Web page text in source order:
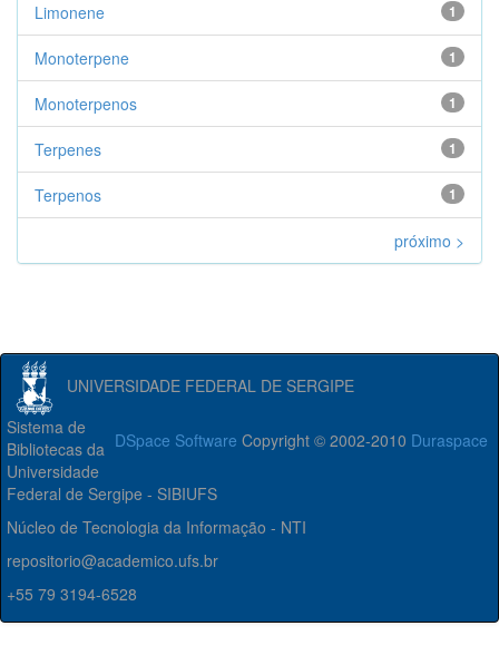
1
Limonene
1
Monoterpene
1
Monoterpenos
1
Terpenes
1
Terpenos
próximo >
UNIVERSIDADE FEDERAL DE SERGIPE
DSpace Software Copyright © 2002-2010 Duraspace
Sistema de
Bibliotecas da
Universidade
Federal de Sergipe - SIBIUFS
Núcleo de Tecnologia da Informação - NTI
repositorio@academico.ufs.br
+55 79 3194-6528